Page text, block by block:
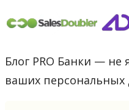
Блог PRO Банки — не
ваших персональных